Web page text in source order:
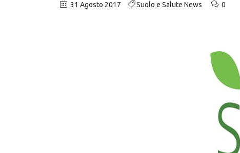
31 Agosto 2017 Suolo e Salute News 0